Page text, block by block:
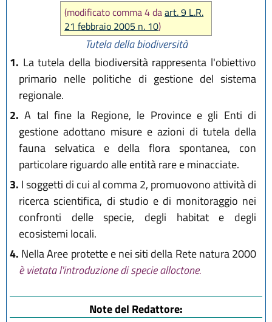
(modificato comma 4 daart. 9 L.R.
21 febbraio 2005 n. 10)
Tutela della biodiversità
1. La tutela della biodiversità rappresenta l'obiettivo
primario nelle politiche di gestione del sistema
regionale.
2. A tal fine la Regione, le Province e gli Enti di
gestione adottano misure e azioni di tutela della
fauna selvatica e della flora spontanea, con
particolare riguardo alle entità rare e minacciate.
3. I soggetti di cui al comma 2, promuovono attività di
ricerca scientifica, di studio e di monitoraggio nei
confronti delle specie, degli habitat e degli
ecosistemi locali.
4. Nella Aree protette e nei siti della Rete natura 2000
è vietata l'introduzione di specie alloctone.
Note del Redattore: